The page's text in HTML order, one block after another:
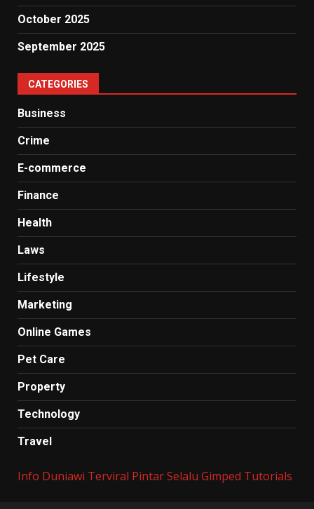
October 2025
September 2025
CATEGORIES
Business
Crime
E-commerce
Finance
Health
Laws
Lifestyle
Marketing
Online Games
Pet Care
Property
Technology
Travel
Info Duniawi Terviral Pintar Selalu Gimped Tutorials